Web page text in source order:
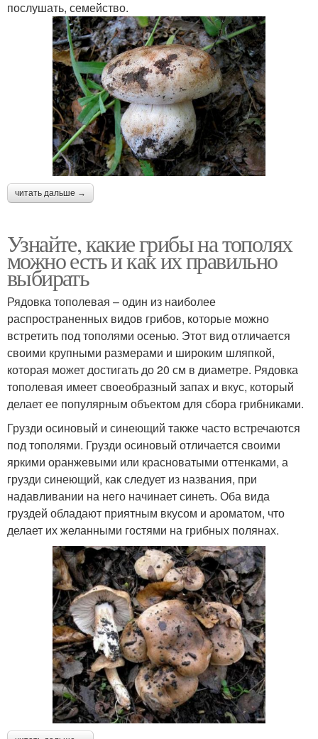
послушать, семейство.
читать дальше →
Узнайте, какие грибы на тополях
можно есть и как их правильно
выбирать
Рядовка тополевая – один из наиболее
распространенных видов грибов, которые можно
встретить под тополями осенью. Этот вид отличается
своими крупными размерами и широким шляпкой,
которая может достигать до 20 см в диаметре. Рядовка
тополевая имеет своеобразный запах и вкус, который
делает ее популярным объектом для сбора грибниками.
Грузди осиновый и синеющий также часто встречаются
под тополями. Грузди осиновый отличается своими
яркими оранжевыми или красноватыми оттенками, а
грузди синеющий, как следует из названия, при
надавливании на него начинает синеть. Оба вида
груздей обладают приятным вкусом и ароматом, что
делает их желанными гостями на грибных полянах.